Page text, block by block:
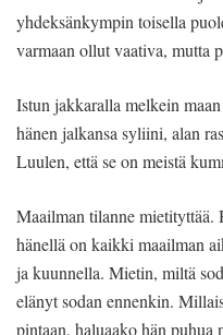
yhdeksänkympin toisella
varmaan ollut vaativa, mutta
Istun jakkaralla melkein maan
hänen jalkansa syliini, alan
Luulen, että se on meistä
Maailman tilanne mietityttää.
hänellä on kaikki maailman
ja kuunnella. Mietin, miltä
elänyt sodan ennenkin.
pintaan, haluaako hän